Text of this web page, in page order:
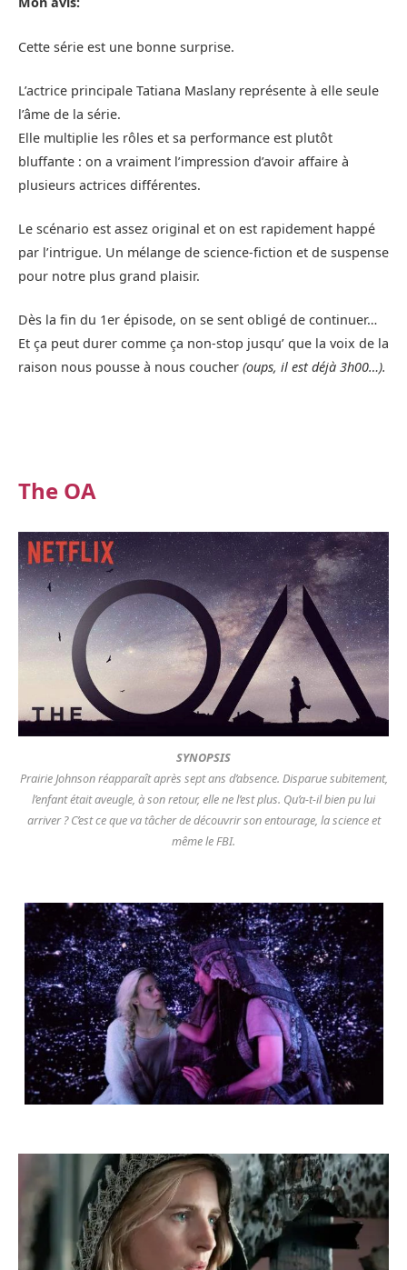
Cette série est une bonne surprise.
L’actrice principale Tatiana Maslany représente à elle seule
l’âme de la série.
Elle multiplie les rôles et sa performance est plutôt
bluffante : on a vraiment l’impression d’avoir affaire à
plusieurs actrices différentes.
Le scénario est assez original et on est rapidement happé
par l’intrigue. Un mélange de science-fiction et de suspense
pour notre plus grand plaisir.
Dès la fin du 1er épisode, on se sent obligé de continuer…
Et ça peut durer comme ça non-stop jusqu’ que la voix de la
raison nous pousse à nous coucher (oups, il est déjà 3h00…).
The OA
SYNOPSIS
Prairie Johnson réapparaît après sept ans d’absence. Disparue subitement,
l’enfant était aveugle, à son retour, elle ne l’est plus. Qu’a-t-il bien pu lui
arriver ? C’est ce que va tâcher de découvrir son entourage, la science et
même le FBI.